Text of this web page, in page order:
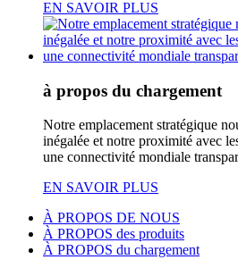
EN SAVOIR PLUS
à propos du chargement
Notre emplacement stratégique
inégalée et notre proximité avec
une connectivité mondiale
EN SAVOIR PLUS
À PROPOS DE NOUS
À PROPOS des produits
À PROPOS du chargement